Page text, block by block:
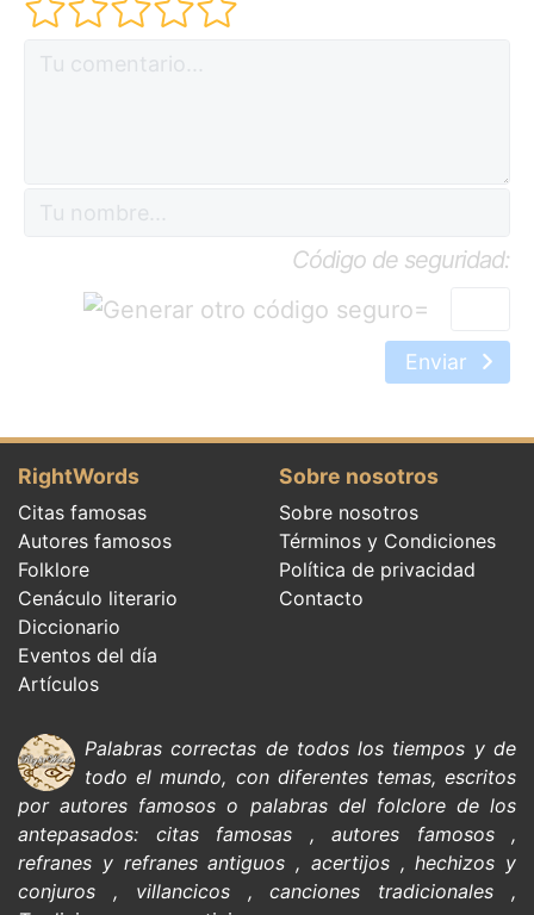
Código de seguridad:
=
Enviar
RightWords
Citas famosas
Autores famosos
Folklore
Cenáculo literario
Diccionario
Eventos del día
Artículos
Sobre nosotros
Sobre nosotros
Términos y Condiciones
Política de privacidad
Contacto
Palabras correctas de todos los tiempos y de
todo el mundo, con diferentes temas, escritos
porautores famosos o palabras del folclore delos
antepasados: citas famosas , autores famosos,
refranes y refranes antiguos , acertijos,hechizos y
conjuros , villancicos,canciones tradicionales ,